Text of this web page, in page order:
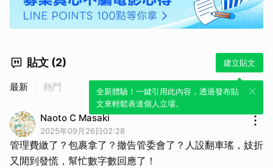
貼文 (2) 建立貼文
全新體驗！一鍵引用此內容，透過發布貼
文來輕鬆表達個人立場。
最新 熱門
Naoto C Masaki
2025年09月26日02:28
管理費繳了？包裹拿了？撤告管委會了？人設翻車瑤，妓折
又閒到發慌，幫忙數字數回應了！